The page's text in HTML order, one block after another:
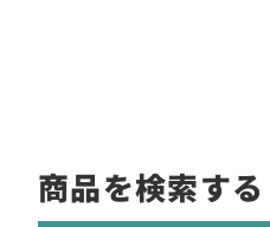
商品を検索する